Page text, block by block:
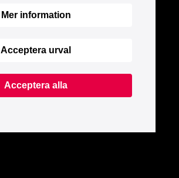
Mer information
Acceptera urval
Acceptera alla